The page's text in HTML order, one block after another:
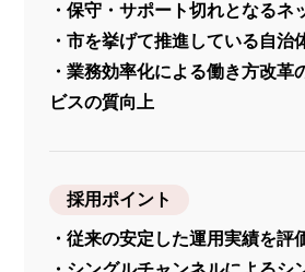
・保守・サポート切れとなるネ
・市を挙げて推進している自治
・業務効率化による働き方改革
ビスの質向上
採用ポイント
・従来の安定した運用実績を評